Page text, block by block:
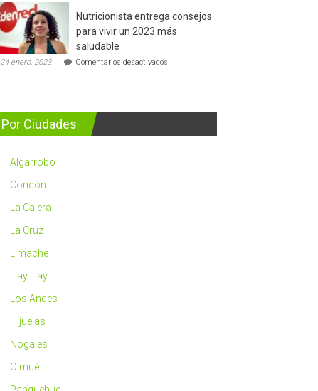
Más
Nutricionista entrega consejos
para vivir un 2023 más
saludable
24 enero, 2023 Comentarios desactivados
2023
Por Ciudades
Algarrobo
Concón
La Calera
La Cruz
Limache
Llay Llay
Los Andes
Hijuelas
Nogales
Olmué